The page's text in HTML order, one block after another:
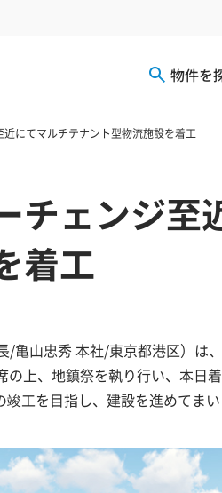
物件を
にてマルチテナント型物流施設を着工
チェンジ至
着工
/亀山忠秀 本社/東京都港区）は
上、地鎮祭を執り行い、本日
工を目指し、建設を進めてまい